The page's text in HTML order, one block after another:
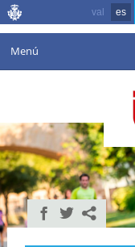
val es
Menú
Agenda
Instalaciones
Comunicación
Valencia en deporte